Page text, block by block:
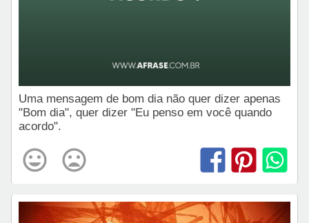
Uma mensagem de bom dia não quer dizer apenas
"Bom dia", quer dizer "Eu penso em você quando
acordo".